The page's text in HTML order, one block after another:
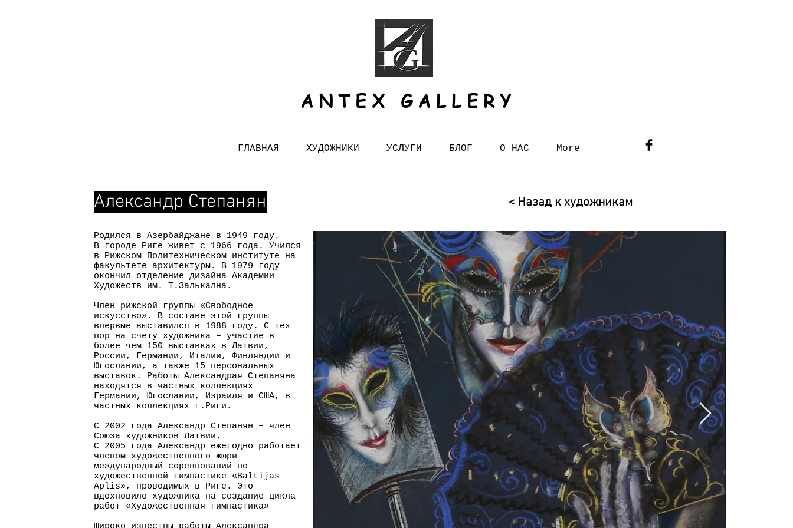
ANTEX GALLERY
ГЛАВНАЯ ХУДОЖНИКИ УСЛУГИ БЛОГ О НАС More
Александр Степанян
Родился в Азербайджане в 1949 году.
В городе Риге живет с 1966 года. Учился
в Рижском Политехническом институте на
факультете архитектуры. В 1979 году
окончил отделение дизайна Академии
Художеств им. Т.Залькална.
Член рижской группы «Свободное
искусство». В составе этой группы
впервые выставился в 1988 году. С тех
пор на счету художника – участие в
более чем 150 выставках в Латвии,
России, Германии, Италии, Финляндии и
Югославии, а также 15 персональных
выставок. Работы Александрая Степаняна
находятся в частных коллекциях
Германии, Югославии, Израиля и США, в
частных коллекциях г.Риги.
С 2002 года Александр Степанян – член
Союза художников Латвии.
С 2005 года Александр ежегодно работает
членом художественного жюри
международный соревнований по
художественной гимнастике «Baltijas
Aplis», проводимых в Риге. Это
вдохновило художника на создание цикла
работ «Художественная гимнастика»
< Назад к художникам